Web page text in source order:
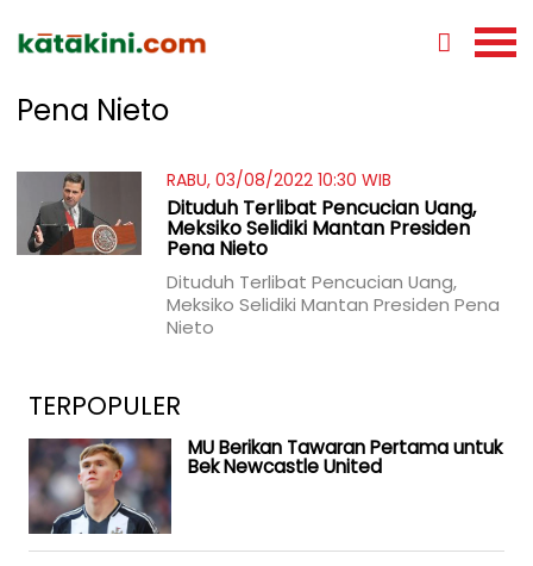
Pena Nieto
RABU, 03/08/2022 10:30 WIB
Dituduh Terlibat Pencucian Uang,
Meksiko Selidiki Mantan Presiden
Pena Nieto
Dituduh Terlibat Pencucian Uang,
Meksiko Selidiki Mantan Presiden Pena
Nieto
TERPOPULER
MU Berikan Tawaran Pertama untuk
Bek Newcastle United